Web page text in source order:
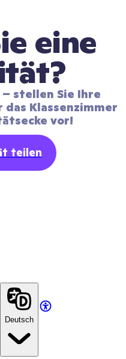
eine
stellen Sie Ihre
Klassenzimmer
vor!
teilen
Deutsch